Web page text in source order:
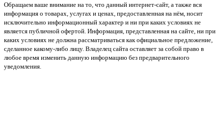
Обращаем ваше внимание на то, что данный интернет-сайт, а также вся
информация о товарах, услугах и ценах, предоставленная на нём, носит
исключительно информационный характер и ни при каких условиях не
является публичной офертой. Информация, представленная на сайте, ни при
каких условиях не должна рассматриваться как официальное предложение,
сделанное какому-либо лицу. Владелец сайта оставляет за собой право в
любое время изменить данную информацию без предварительного
уведомления.